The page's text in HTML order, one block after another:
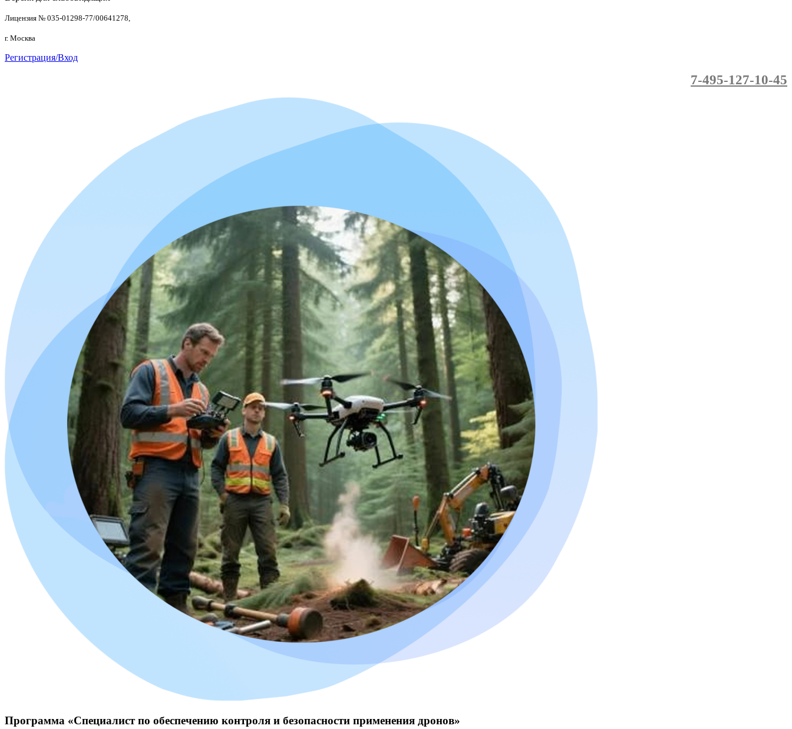
Лицензия № 035-01298-77/00641278,
г. Москва
Регистрация/Вход
7-495-127-10-45
Программа «Специалист по обеспечению контроля и безопасности применения дронов»